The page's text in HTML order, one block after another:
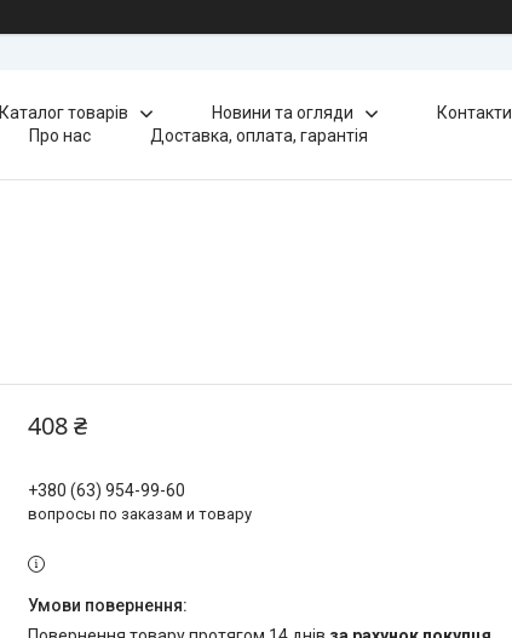
Каталог товарів Новини та огляди
Контакти
Про нас
Доставка, оплата, гарантія
408 ₴
+380 (63) 954-99-60
вопросы по заказам и товару